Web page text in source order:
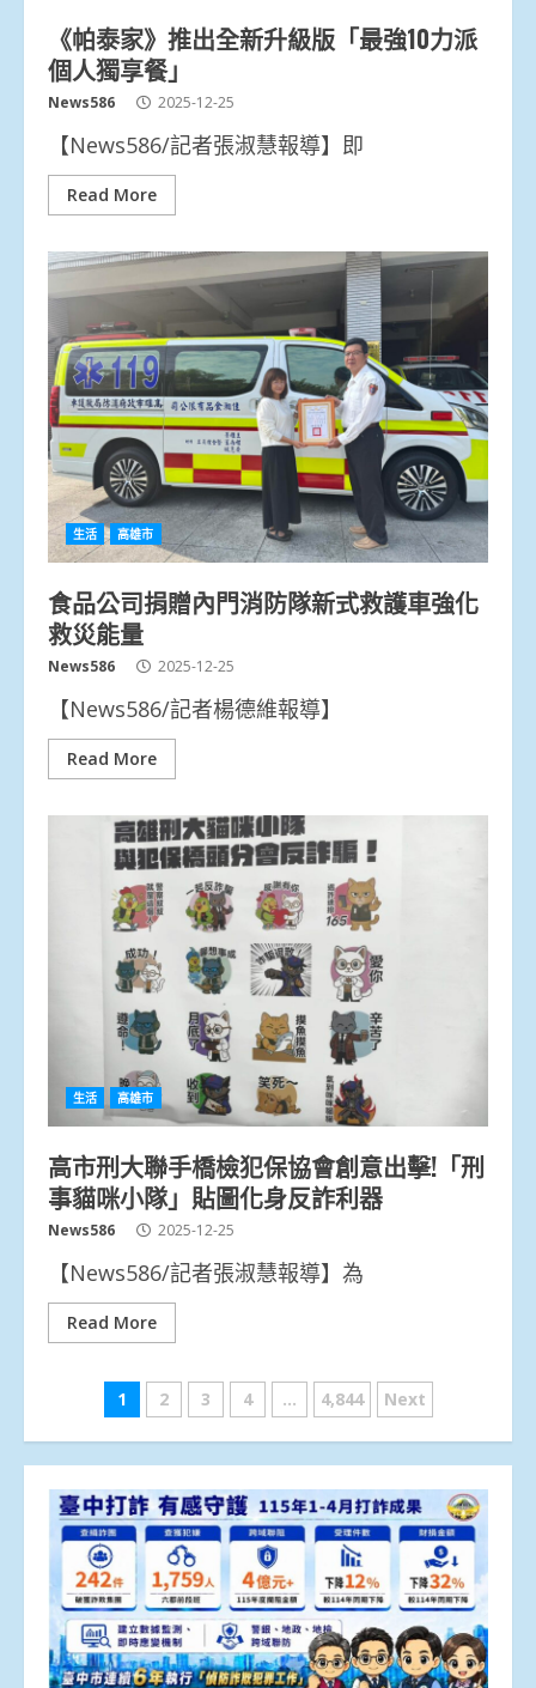
《帕泰家》推出全新升級版「最強10力派
個人獨享餐」
News586 2025-12-25
【News586/記者張淑慧報導】即
Read More
生活 高雄市
食品公司捐贈內門消防隊新式救護車強化
救災能量
News586 2025-12-25
【News586/記者楊德維報導】
Read More
生活 高雄市
高市刑大聯手橋檢犯保協會創意出擊!「刑
事貓咪小隊」貼圖化身反詐利器
News586 2025-12-25
【News586/記者張淑慧報導】為
Read More
文
章
分
頁
1 2 3 4 ... 4,844 Next